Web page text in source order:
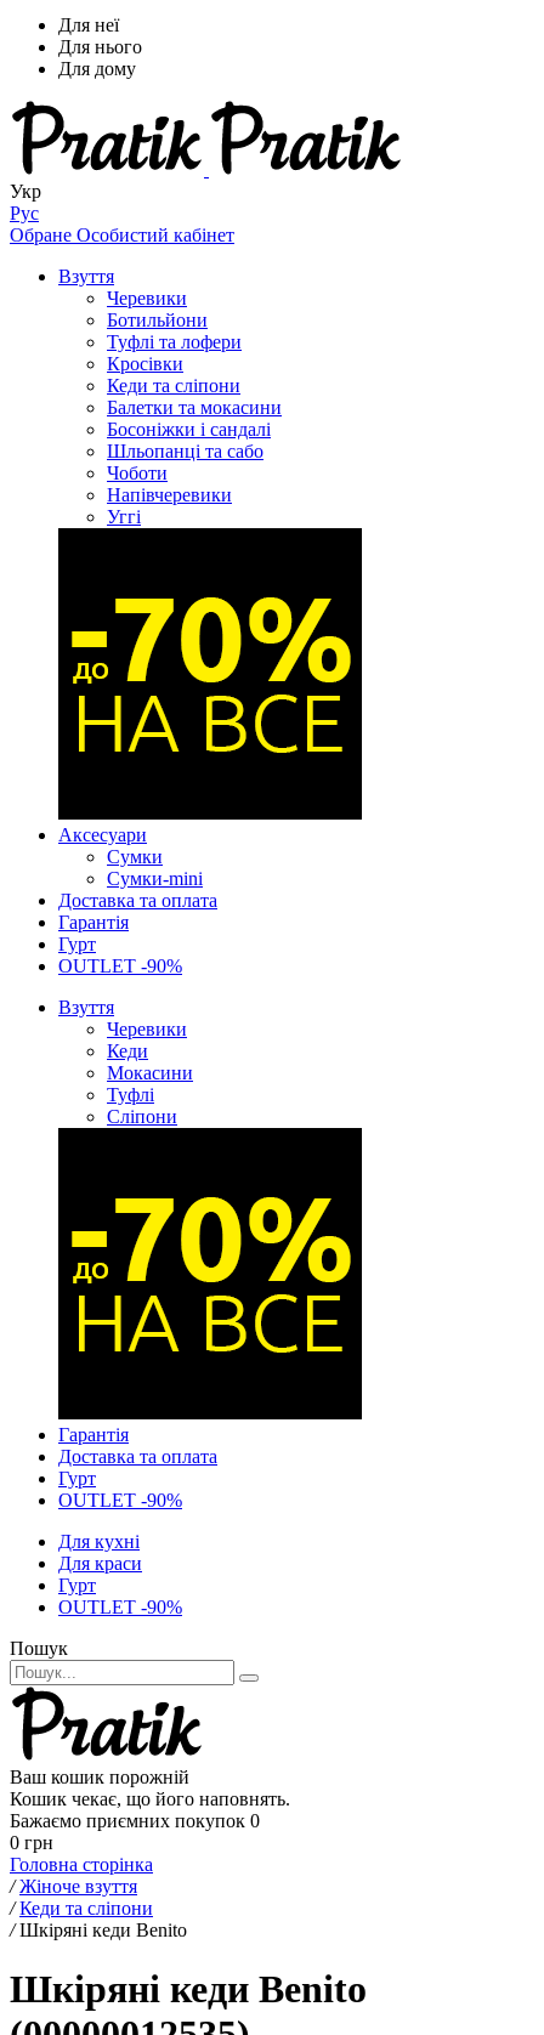
Для неї
Для нього
Для дому
Укр
Рус
Обране Особистий кабінет
Взуття
Черевики
Ботильйони
Туфлі та лофери
Кросівки
Кеди та сліпони
Балетки та мокасини
Босоніжки і сандалі
Шльопанці та сабо
Чоботи
Напівчеревики
Уггі
Аксесуари
Сумки
Сумки-mini
Доставка та оплата
Гарантія
Гурт
OUTLET -90%
Взуття
Черевики
Кеди
Мокасини
Туфлі
Сліпони
Гарантія
Доставка та оплата
Гурт
OUTLET -90%
Для кухні
Для краси
Гурт
OUTLET -90%
Пошук
Ваш кошик порожній
Кошик чекає, що його наповнять.
Бажаємо приємних покупок 0
0 грн
Головна сторінка
/ Жіноче взуття
/ Кеди та сліпони
/ Шкіряні кеди Benito
Шкіряні кеди Benito